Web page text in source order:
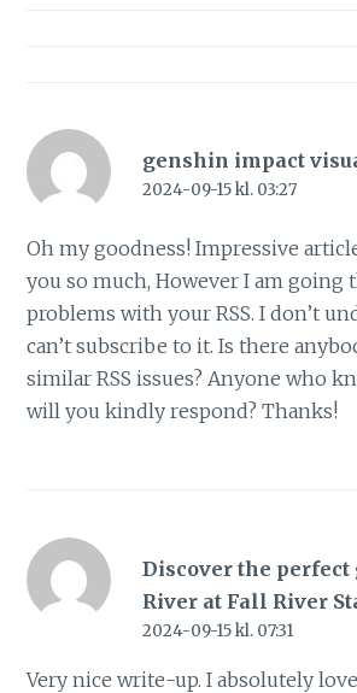
genshin impact
2024-09-15 kl. 03:27
Oh my goodness! Impressive
you so much, However I am going
problems with your RSS. I don’t
can’t subscribe to it. Is there
similar RSS issues? Anyone who
will you kindly respond? Thanks!
Discover the perfect
River at Fall River
2024-09-15 kl. 07:31
Very nice write-up. I absolutely